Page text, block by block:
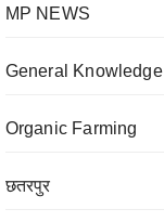
MP NEWS
General Knowledge
Organic Farming
छतरपुर